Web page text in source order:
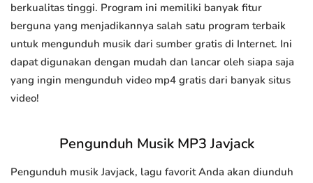
berkualitas tinggi. Program ini memiliki banyak fitur
berguna yang menjadikannya salah satu program terbaik
untuk mengunduh musik dari sumber gratis di Internet. Ini
dapat digunakan dengan mudah dan lancar oleh siapa saja
yang ingin mengunduh video mp4 gratis dari banyak situs
video!
Pengunduh Musik MP3 Javjack
Pengunduh musik Javjack, lagu favorit Anda akan diunduh